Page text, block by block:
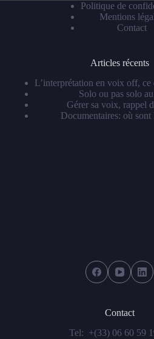
Politique de
Mentions
Contact
Articles récents
L’interprétation en voix off,
Solo ou pas solo
Gérer sa voix, rappel
Documentaires: où sont
Contact
Tel: +(33) 06 60 59